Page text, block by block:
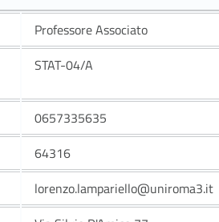
Professore Associato
STAT-04/A
0657335635
64316
lorenzo.lampariello@uniroma3.it